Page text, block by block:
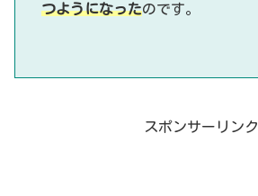
つようになったのです。
スポンサーリンク